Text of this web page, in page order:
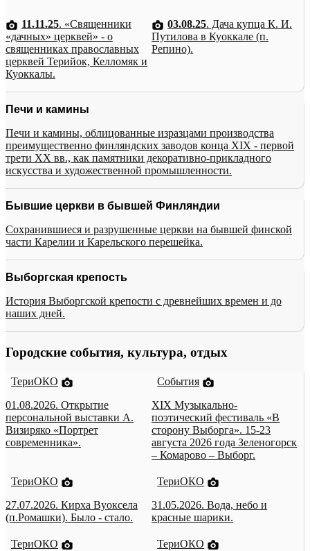
11.11.25. «Священники
«дачных» церквей» - о
священниках православных
церквей Терийок, Келломяк и
Куоккалы.
03.08.25. Дача купца К. И.
Путилова в Куоккале (п.
Репино).
Печи и камины
Печи и камины, облицованные изразцами производства
преимущественно финляндских заводов конца XIX - первой
трети XX вв., как памятники декоративно-прикладного
искусства и художественной промышленности.
Бывшие церкви в бывшей Финляндии
Сохранившиеся и разрушенные церкви на бывшей финской
части Карелии и Карельского перешейка.
Выборгская крепость
История Выборгской крепости с древнейших времен и до
наших дней.
Городские события, культура, отдых
ТериОКО
01.08.2026. Открытие
персональной выставки А.
Визиряко «Портрет
современника».
События
XIX Музыкально-
поэтический фестиваль «В
сторону Выборга». 15-23
августа 2026 года Зеленогорск
– Комарово – Выборг.
ТериОКО
27.07.2026. Кирха Вуоксела
(п.Ромашки). Было - стало.
ТериОКО
31.05.2026. Вода, небо и
красные шарики.
ТериОКО
ТериОКО